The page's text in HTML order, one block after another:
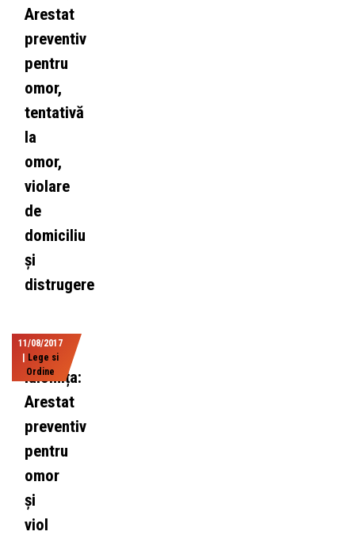
Arestat
preventiv
pentru
omor,
tentativă
la
omor,
violare
de
domiciliu
şi
distrugere
11/08/2017
Lege si
Ordine
Ialomița:
Arestat
preventiv
pentru
omor
și
viol